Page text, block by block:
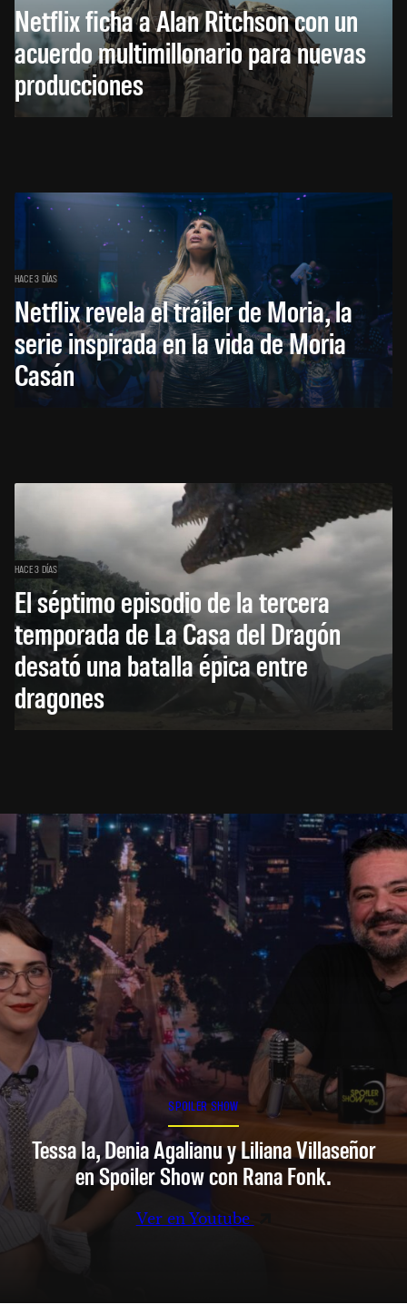
Netflix ficha a Alan Ritchson con un
acuerdo multimillonario para nuevas
producciones
HACE 3 DÍAS
Netflix revela el tráiler de Moria, la
serie inspirada en la vida de Moria
Casán
HACE 3 DÍAS
El séptimo episodio de la tercera
temporada de La Casa del Dragón
desató una batalla épica entre
dragones
SPOILER SHOW
Tessa Ia, Denia Agalianu y Liliana Villaseñor
en Spoiler Show con Rana Fonk.
Ver en Youtube